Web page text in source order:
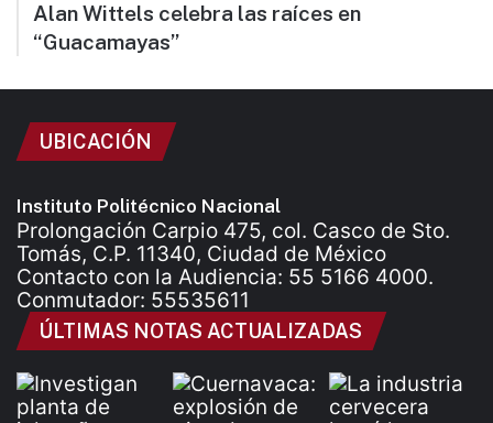
Alan Wittels celebra las raíces en
“Guacamayas”
UBICACIÓN
Instituto Politécnico Nacional
Prolongación Carpio 475, col. Casco de Sto.
Tomás, C.P. 11340, Ciudad de México
Contacto con la Audiencia: 55 5166 4000.
Conmutador: 55535611
ÚLTIMAS NOTAS ACTUALIZADAS